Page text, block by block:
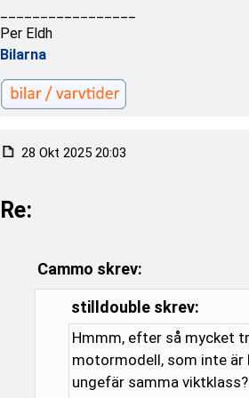
Per Eldh
Bilarna
28 Okt 2025 20:03
Re:
Cammo skrev:
stilldouble skrev:
Hmmm, efter så mycket
motormodell, som inte är
ungefär samma viktklass?